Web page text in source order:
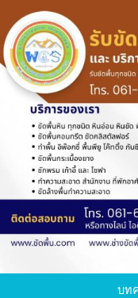
to
content
ขัดพื้
ขัดพื้นหินอ่อน
บท